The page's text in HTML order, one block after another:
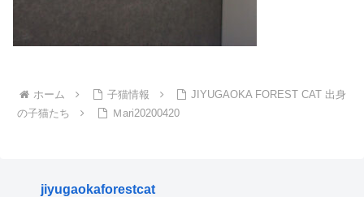
ホーム 子猫情報
JIYUGAOKA FOREST CAT 出身
の子猫たち
Ｍari20200420
jiyugaokaforestcat